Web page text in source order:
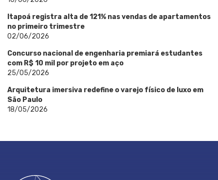
Itapoá registra alta de 121% nas vendas de apartamentos
no primeiro trimestre
02/06/2026
Concurso nacional de engenharia premiará estudantes
com R$ 10 mil por projeto em aço
25/05/2026
Arquitetura imersiva redefine o varejo físico de luxo em
São Paulo
18/05/2026